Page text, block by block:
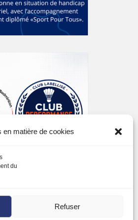
en matière de cookies
du
Refuser